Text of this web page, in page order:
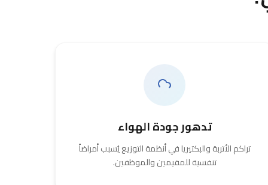
تدهور جودة الهواء
تراكم الأتربة والبكتيريا في أنظمة التوزيع يُسبب أمراضاً
تنفسية للمقيمين والموظفين.